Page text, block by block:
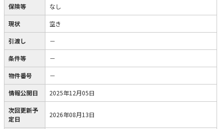
保険等 なし
現状 空き
引渡し －
条件等 －
物件番号 －
情報公開日 2025年12月05日
次回更新予
定日
2026年08月13日